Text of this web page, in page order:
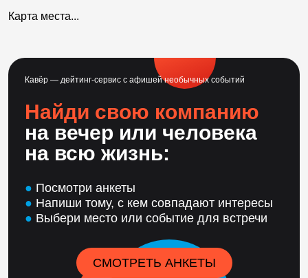
Карта места...
Кавёр — дейтинг-сервис с афишей необычных событий
Найди свою компанию
на вечер или человека
на всю жизнь:
● Посмотри анкеты
● Напиши тому, с кем совпадают интересы
● Выбери место или событие для встречи
СМОТРЕТЬ АНКЕТЫ